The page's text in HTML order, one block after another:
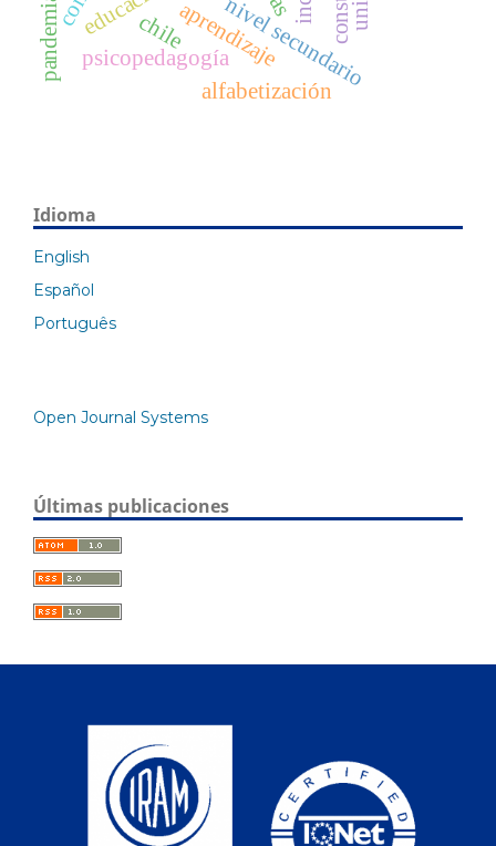
nivel secundario
aprendizaje
psicopedagogía
chile
alfabetización
Idioma
English
Español
Português
Open Journal Systems
Últimas publicaciones